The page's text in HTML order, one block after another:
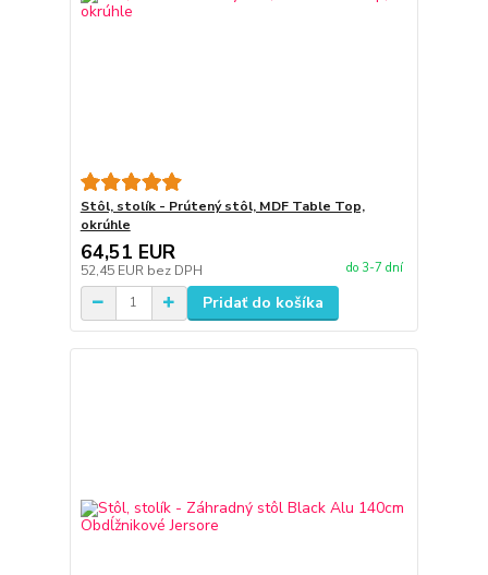
Stôl, stolík - Prútený stôl, MDF Table Top,
okrúhle
64,51 EUR
52,45 EUR bez DPH do 3-7 dní
Pridať do košíka